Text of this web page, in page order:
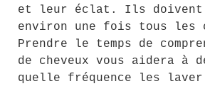
et leur éclat. Ils doivent
environ une fois tous les
Prendre le temps de
de cheveux vous aidera à
quelle fréquence les